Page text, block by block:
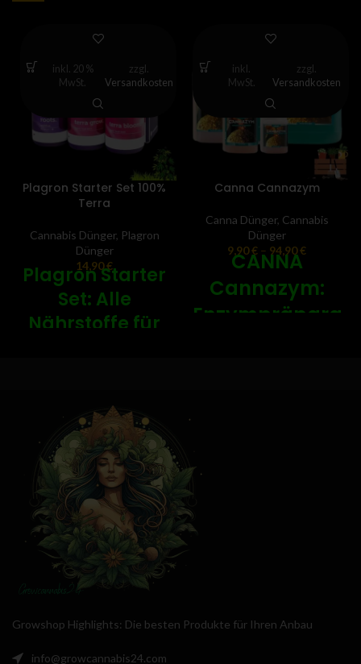
Plagron Starter Set 100%
Terra
Cannabis Dünger, Plagron
Dünger
14,90€
Plagron Starter
Set: Alle
Nährstoffe für
Bei der Top Grow Box 100%
TERRA von Plagron bekommt man
alles, was man für den Anbau
braucht. Das Set enthält zwei
direkt aufnehmbare Dünger, Terra
Grow und Terra Bloom, die
perfekt auf die Bedürfnisse der
Pflanze abgestimmt sind. So kann
man jederzeit flexibel reagieren
und die Nährstoffe ganz nach
Bedarf anpassen. Die Top Grow
Box ist also ideal für alle, die ihre
viel Flexibilität haben möchten.
inkl. 20 %
MwSt.
zzgl.
Versandkosten
Canna Cannazym
Canna Dünger, Cannabis
Dünger
9,90€ – 94,90€
CANNA
Cannazym:
Enzympräparat
für alle Kultursubstrate. Warum ist
abgestorbene Wurzelreste und
inkl.
MwSt.
zzgl.
Versandkosten
Growshop Highlights: Die besten Produkte für Ihren Anbau
info@growcannabis24.com